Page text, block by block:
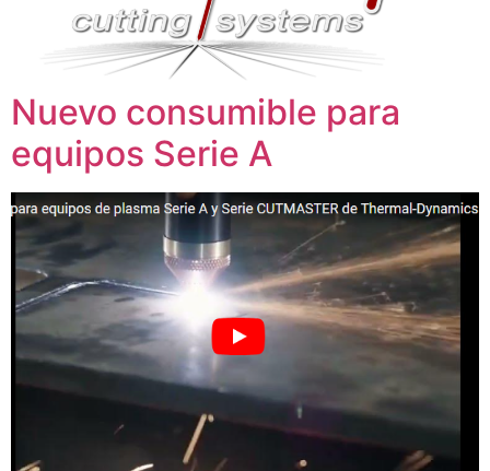
Nuevo consumible para
equipos Serie A